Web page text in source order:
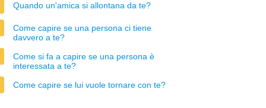
Quando un'amica si allontana da te?
Come capire se una persona ci tiene
davvero a te?
Come si fa a capire se una persona è
interessata a te?
Come capire se lui vuole tornare con te?